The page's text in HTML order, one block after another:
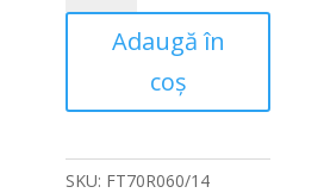
freza/bit
Pro
Adaugă în
coș
SKU: FT70R060/14